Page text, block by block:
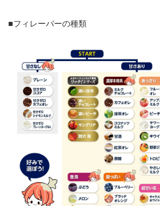
■フィレーバーの種類